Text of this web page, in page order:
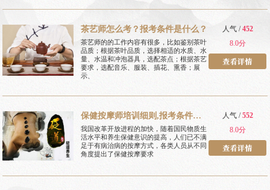
茶艺师怎么考？报考条件是什么？
茶艺师的的工作内容有很多，比如鉴别茶叶
品质；根据茶叶品质，选择相适的水质、水
量、水温和冲泡器具，选配茶点；根据茶艺
要求，选配音乐、服装、插花、熏香；展
示、
人气 /452
8.0分
保健按摩师培训细则,报考条件有
哪些
我国改革开放进程的加快，随着国民物质生
活水平和养生保健意识的提高，人们已不满
足于有病治病的按摩方式，各类人员从不同
角度提出了保健按摩要求
人气 /552
8.0分